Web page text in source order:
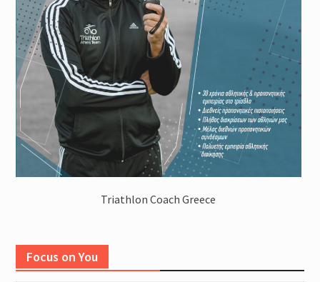
Triathlon Coach Greece
Focus on You